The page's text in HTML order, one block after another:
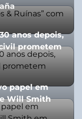
anos depois,
prometem
papel em
Will Smith